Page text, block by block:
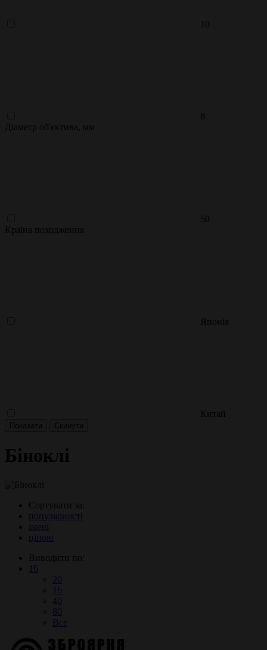
10
8
Діаметр об'єктива, мм
50
Країна походження
Японія
Китай
Біноклі
Сортувати за:
популярності
імені
ціною
Виводити по:
16
20
16
40
80
Все